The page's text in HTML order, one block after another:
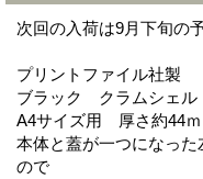
次回の入荷は9月下旬の
プリントファイル社製
ブラック クラムシェ
A4サイズ用 厚さ約44ｍ
本体と蓋が一つになっ
ので